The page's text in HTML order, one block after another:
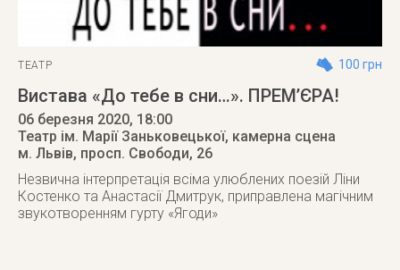
ТЕАТР 100 грн
Вистава «До тебе в сни…». ПРЕМ’ЄРА!
06 березня 2020, 18:00
Театр ім. Марії Заньковецької, камерна сцена
м. Львів, просп. Свободи, 26
Незвична інтерпретація всіма улюблених поезій Ліни
Костенко та Анастасії Дмитрук, приправлена магічним
звукотворенням гурту «Ягоди»